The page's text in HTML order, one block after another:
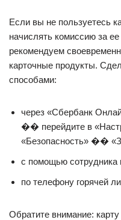
Если вы не пользуетесь
начислять комиссию за
рекомендуем
карточные продукты.
способами:
через «Сбербанк
�� перейдите в
«Безопасность» ��
с помощью
по телефону горячей
Обратите внимание: